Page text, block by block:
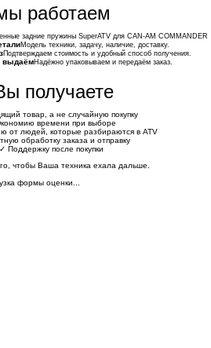
работаем
задние пружины SuperATV для CAN-AM COMMANDER
Модель техники, задачу, наличие, доставку.
Подтверждаем стоимость и удобный способ получения.
выдаёмНадёжно упаковываем и передаём заказ.
получаете
товар, а не случайную покупку
времени при выборе
от людей, которые разбираются в ATV
обработку заказа и отправку
✓ Поддержку после покупки
чтобы Ваша техника ехала дальше.
формы оценки...